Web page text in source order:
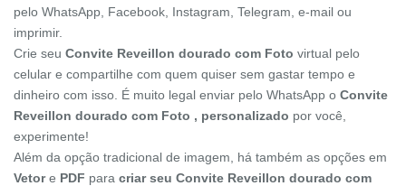
pelo WhatsApp, Facebook, Instagram, Telegram, e-mail ou
imprimir.
Crie seu Convite Reveillon dourado com Foto virtual pelo
celular e compartilhe com quem quiser sem gastar tempo e
dinheiro com isso. É muito legal enviar pelo WhatsApp o Convite
Reveillon dourado com Foto , personalizado por você,
experimente!
Além da opção tradicional de imagem, há também as opções em
Vetore PDF para criar seu Convite Reveillon dourado com